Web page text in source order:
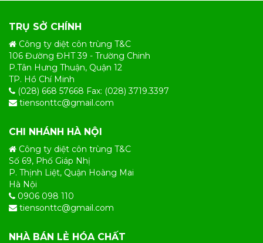
TRỤ SỞ CHÍNH
Công ty diệt côn trùng T&C
106 Đường ĐHT 39 - Trường Chinh
P.Tân Hưng Thuận, Quận 12
TP. Hồ Chí Minh
(028) 668 57668 Fax: (028) 3719.3397
tiensonttc@gmail.com
CHI NHÁNH HÀ NỘI
Công ty diệt côn trùng T&C
Số 69, Phố Giáp Nhị
P. Thịnh Liệt, Quận Hoàng Mai
Hà Nội
0906 098 110
tiensonttc@gmail.com
NHÀ BÁN LẺ HÓA CHẤT